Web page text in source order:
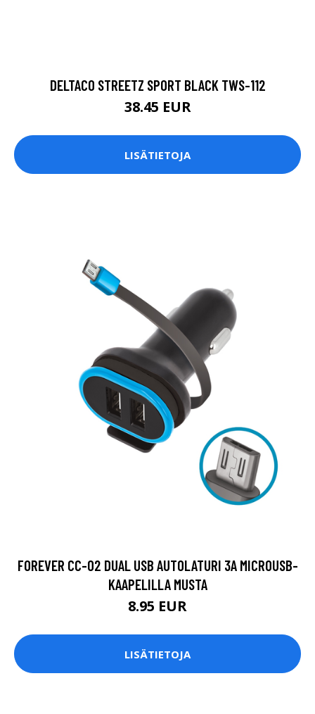
DELTACO STREETZ SPORT BLACK TWS-112
38.45 EUR
LISÄTIETOJA
FOREVER CC-02 DUAL USB AUTOLATURI 3A MICROUSB-
KAAPELILLA MUSTA
8.95 EUR
LISÄTIETOJA